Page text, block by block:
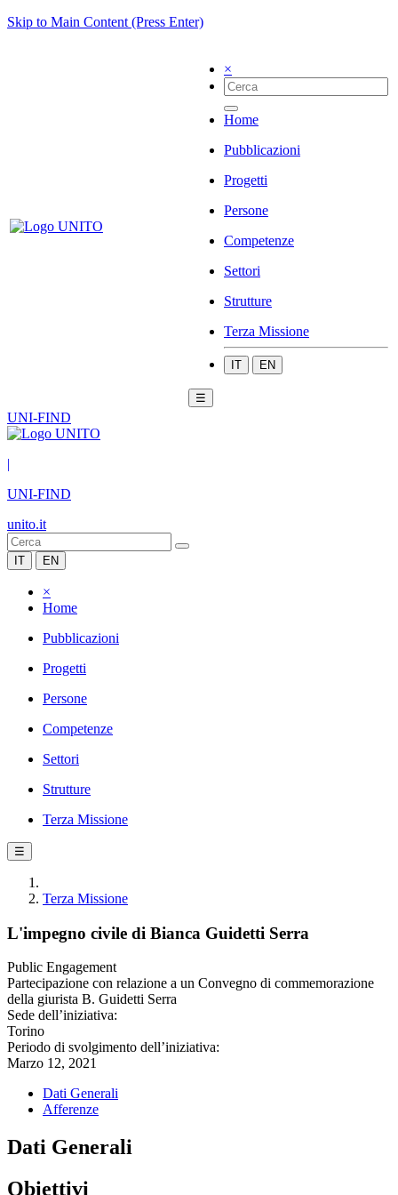
Skip to Main Content (Press Enter)
×
Home
Pubblicazioni
Progetti
Persone
Competenze
Settori
Strutture
Terza Missione
IT EN
☰
UNI-FIND
|
UNI-FIND
unito.it
IT EN
×
Home
Pubblicazioni
Progetti
Persone
Competenze
Settori
Strutture
Terza Missione
☰
Terza Missione
L'impegno civile di Bianca Guidetti Serra
Public Engagement
Partecipazione con relazione a un Convegno di commemorazione
della giurista B. Guidetti Serra
Sede dell’iniziativa:
Torino
Periodo di svolgimento dell’iniziativa:
Marzo 12, 2021
Dati Generali
Afferenze
Dati Generali
Obiettivi